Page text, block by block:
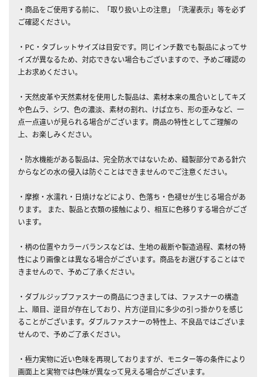
・商品をご使用する前に、「取り扱い上の注意」「洗濯表示」等を必ず
ご確認ください。
・PC・タブレットサイズは目安です。同じインチ数でも製品によってサ
イズが異なるため、対応できない場合もございますので、予めご確認の
上お求めください。
・天然皮革や天然素材を使用した製品は、素材本来の風合いとしてキズ
や色ムラ、シワ、色の濃淡、素材の割れ、けば立ち、形の歪みなど、一
点一点違いが見られる場合がございます。商品の特性としてご理解の
上、お楽しみください。
・防水機能がある製品は、完全防水ではないため、縫製部分である針穴
からなどの水の侵入は防ぐことはできませんのでご注意ください。
・摩擦・水濡れ・日焼けなどにより、色落ち・色褪せが生じる場合があ
ります。 また、製品と衣類の接触により、相互に色移りする場合がござ
います。
・柄の位置やカラーバランスなどは、生地の裁断や製造過程、素材の特
性により画像とは異なる場合がございます。商品をお選びすることはで
きませんので、予めご了承ください。
・ダブルジップファスナーの商品につきましては、ファスナーの構造
上、順目、逆目が存在しており、片方(逆目)に多少の引っ掛かりを感じ
ることがございます。ダブルファスナーの特性上、不良品ではございま
せんので、予めご了承ください。
・極力実物に近い色味を再現しておりますが、モニター等の条件により
画面上と実物では色味が異なって見える場合がございます。